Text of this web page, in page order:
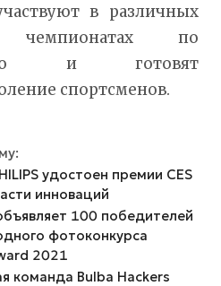
в различных
чемпионатах по
и готовят
спортсменов.
удостоен премии CES
инноваций
100 победителей
фотоконкурса
2021
команда Bulba Hackers